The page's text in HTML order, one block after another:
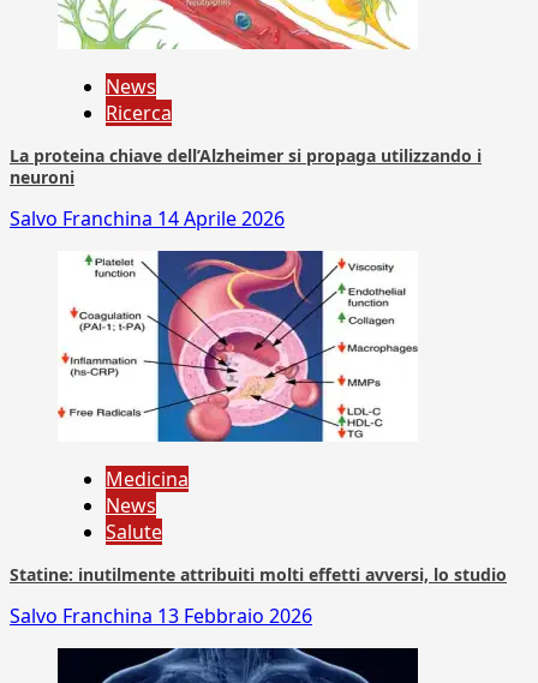
News
Ricerca
La proteina chiave dell’Alzheimer si propaga utilizzando i
neuroni
Salvo Franchina 14 Aprile 2026
Medicina
News
Salute
Statine: inutilmente attribuiti molti effetti avversi, lo studio
Salvo Franchina 13 Febbraio 2026